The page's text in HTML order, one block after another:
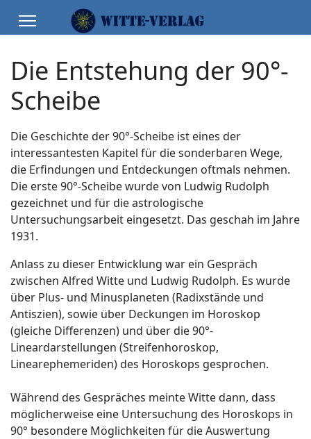
Die Entstehung der 90°-
Scheibe
Die Geschichte der 90°-Scheibe ist eines der
interessantesten Kapitel für die sonderbaren Wege,
die Erfindungen und Entdeckungen oftmals nehmen.
Die erste 90°-Scheibe wurde von Ludwig Rudolph
gezeichnet und für die astrologische
Untersuchungsarbeit eingesetzt. Das geschah im Jahre
1931.
Anlass zu dieser Entwicklung war ein Gespräch
zwischen Alfred Witte und Ludwig Rudolph. Es wurde
über Plus- und Minusplaneten (Radixstände und
Antiszien), sowie über Deckungen im Horoskop
(gleiche Differenzen) und über die 90°-
Lineardarstellungen (Streifenhoroskop,
Linearephemeriden) des Horoskops gesprochen.
Während des Gespräches meinte Witte dann, dass
möglicherweise eine Untersuchung des Horoskops in
90° besondere Möglichkeiten für die Auswertung